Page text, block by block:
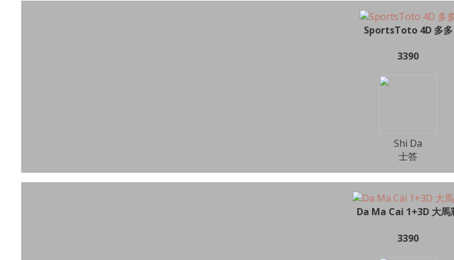
SportsToto 4D 多多
3390
Shi Da
士答
Da Ma Cai 1+3D 大馬
3390